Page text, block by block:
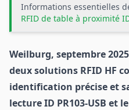
Informations essentielles
RFID de table à proximité
Weilburg, septembre
deux solutions RFID HF
identification précise et
lecture ID PR103-USB et